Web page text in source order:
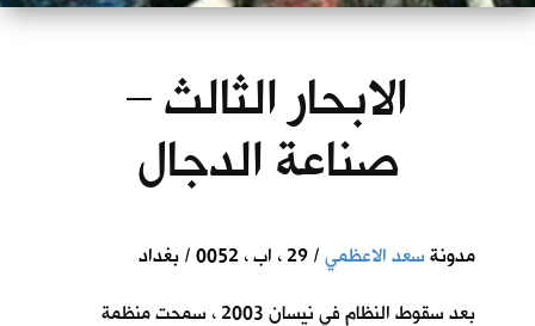
الابحار الثالث –
صناعة الدجال
مدونةسعد الاعظمي/ 29 ، اب ، 0052 / بغداد
بعد سقوط النظام في نيسان 2003 ، سمحت منظمة